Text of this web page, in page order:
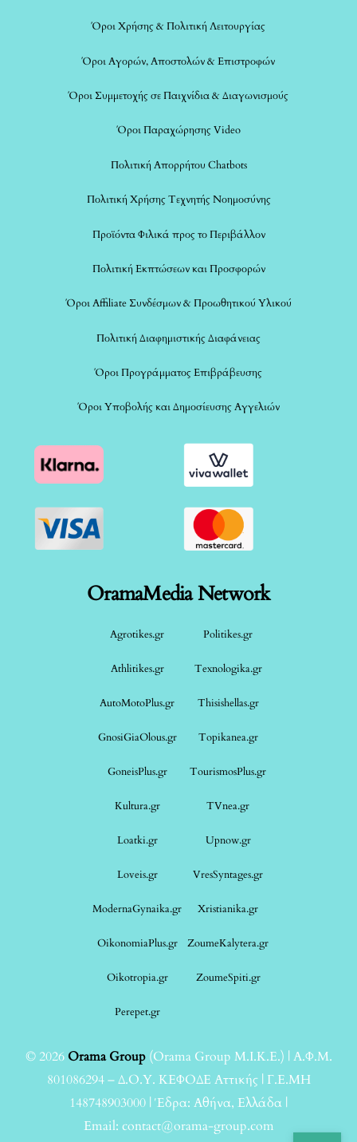
Όροι Χρήσης & Πολιτική Λειτουργίας
Όροι Αγορών, Αποστολών & Επιστροφών
Όροι Συμμετοχής σε Παιχνίδια & Διαγωνισμούς
Όροι Παραχώρησης Video
Πολιτική Απορρήτου Chatbots
Πολιτική Χρήσης Τεχνητής Νοημοσύνης
Προϊόντα Φιλικά προς το Περιβάλλον
Πολιτική Εκπτώσεων και Προσφορών
Όροι Affiliate Συνδέσμων & Προωθητικού Υλικού
Πολιτική Διαφημιστικής Διαφάνειας
Όροι Προγράμματος Επιβράβευσης
Όροι Υποβολής και Δημοσίευσης Αγγελιών
OramaMedia Network
Agrotikes.gr Politikes.gr
Athlitikes.gr Texnologika.gr
AutoMotoPlus.gr Thisishellas.gr
GnosiGiaOlous.gr Topikanea.gr
GoneisPlus.gr TourismosPlus.gr
Kultura.gr TVnea.gr
Loatki.gr Upnow.gr
Loveis.gr VresSyntages.gr
ModernaGynaika.gr Xristianika.gr
OikonomiaPlus.gr ZoumeKalytera.gr
Oikotropia.gr ZoumeSpiti.gr
Perepet.gr
© 2026Orama Group(Orama Group Μ.Ι.Κ.Ε.) | Α.Φ.Μ.
801086294 – Δ.Ο.Υ. ΚΕΦΟΔΕ Αττικής | Γ.Ε.ΜΗ
148748903000 | Έδρα: Αθήνα, Ελλάδα |
Email: contact@orama-group.com